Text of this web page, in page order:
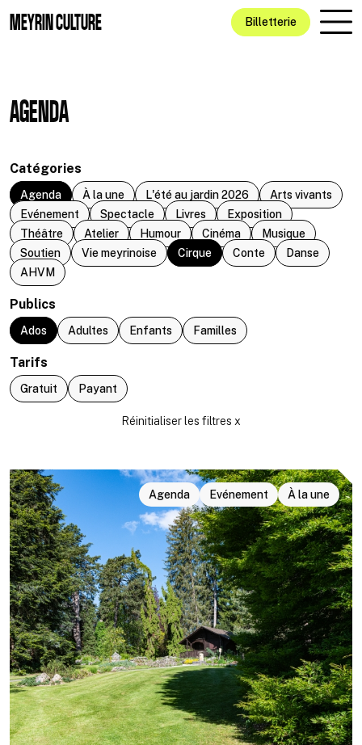
MEYRIN CULTURE Billetterie
AGENDA
Catégories
Agenda À la une L'été au jardin 2026
Arts vivants
Evénement
Spectacle Livres
Exposition
Théâtre
Atelier Humour Cinéma
Musique
Soutien
Vie meyrinoise Cirque Conte
Danse
AHVM
Publics
Ados Adultes Enfants Familles
Tarifs
Gratuit Payant
Agenda Evénement À la une